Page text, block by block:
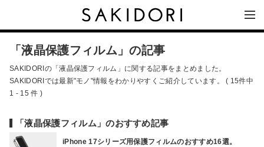
「液晶保護フィルム」の記事
SAKIDORIの「液晶保護フィルム」に関する記事をまとめました。
SAKIDORIでは最新"モノ"情報をわかりやすくご紹介しています。 ( 15件中
1 - 15 件 )
「液晶保護フィルム」のおすすめ記事
iPhone 17シリーズ用保護フィルムのおすすめ16選。